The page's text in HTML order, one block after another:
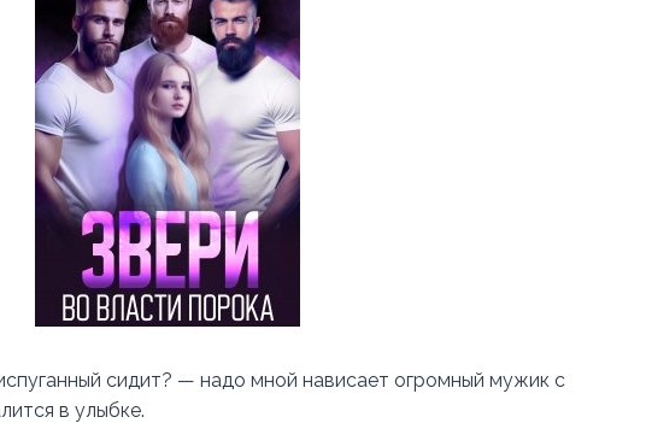
сидит? — надо мной нависает огромный мужик с
в улыбке.